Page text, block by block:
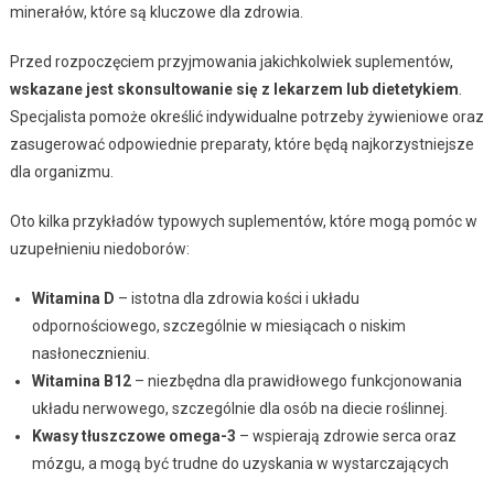
minerałów, które są kluczowe dla zdrowia.
Przed rozpoczęciem przyjmowania jakichkolwiek suplementów,
wskazane jest skonsultowanie się z lekarzem lub dietetykiem
Specjalista pomoże określić indywidualne potrzeby żywieniowe oraz
zasugerować odpowiednie preparaty, które będą najkorzystniejsze
dla organizmu.
Oto kilka przykładów typowych suplementów, które mogą pomóc w
uzupełnieniu niedoborów:
Witamina D – istotna dla zdrowia kości i układu
odpornościowego, szczególnie w miesiącach o niskim
nasłonecznieniu.
Witamina B12– niezbędna dla prawidłowego funkcjonowania
układu nerwowego, szczególnie dla osób na diecie roślinnej.
Kwasy tłuszczowe omega-3 – wspierają zdrowie serca oraz
mózgu, a mogą być trudne do uzyskania w wystarczających